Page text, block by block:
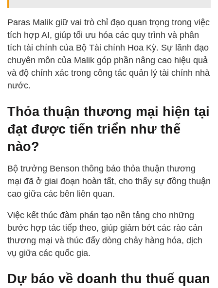
Paras Malik giữ vai trò chỉ đạo quan trọng trong việc
tích hợp AI, giúp tối ưu hóa các quy trình và phân
tích tài chính của Bộ Tài chính Hoa Kỳ. Sự lãnh đạo
chuyên môn của Malik góp phần nâng cao hiệu quả
và độ chính xác trong công tác quản lý tài chính nhà
nước.
Thỏa thuận thương mại hiện tại
đạt được tiến triển như thế
nào?
Bộ trưởng Benson thông báo thỏa thuận thương
mại đã ở giai đoạn hoàn tất, cho thấy sự đồng thuận
cao giữa các bên liên quan.
Việc kết thúc đàm phán tạo nền tảng cho những
bước hợp tác tiếp theo, giúp giảm bớt các rào cản
thương mại và thúc đẩy dòng chảy hàng hóa, dịch
vụ giữa các quốc gia.
Dự báo về doanh thu thuế quan